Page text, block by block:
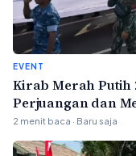
EVENT
Kirab Merah Putih
Perjuangan dan
Kebangsaan
2 menit baca · Baru saja